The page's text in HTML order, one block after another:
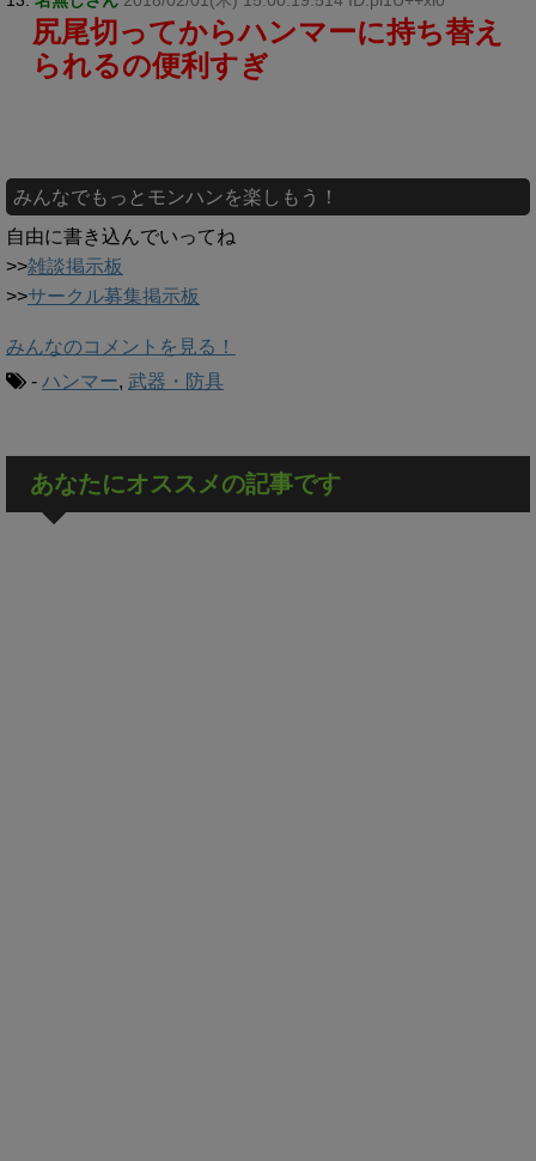
尻尾切ってからハンマーに持ち替え
られるの便利すぎ
みんなでもっとモンハンを楽しもう！
自由に書き込んでいってね
>>雑談掲示板
>>サークル募集掲示板
みんなのコメントを見る！
- ハンマー, 武器・防具
あなたにオススメの記事です